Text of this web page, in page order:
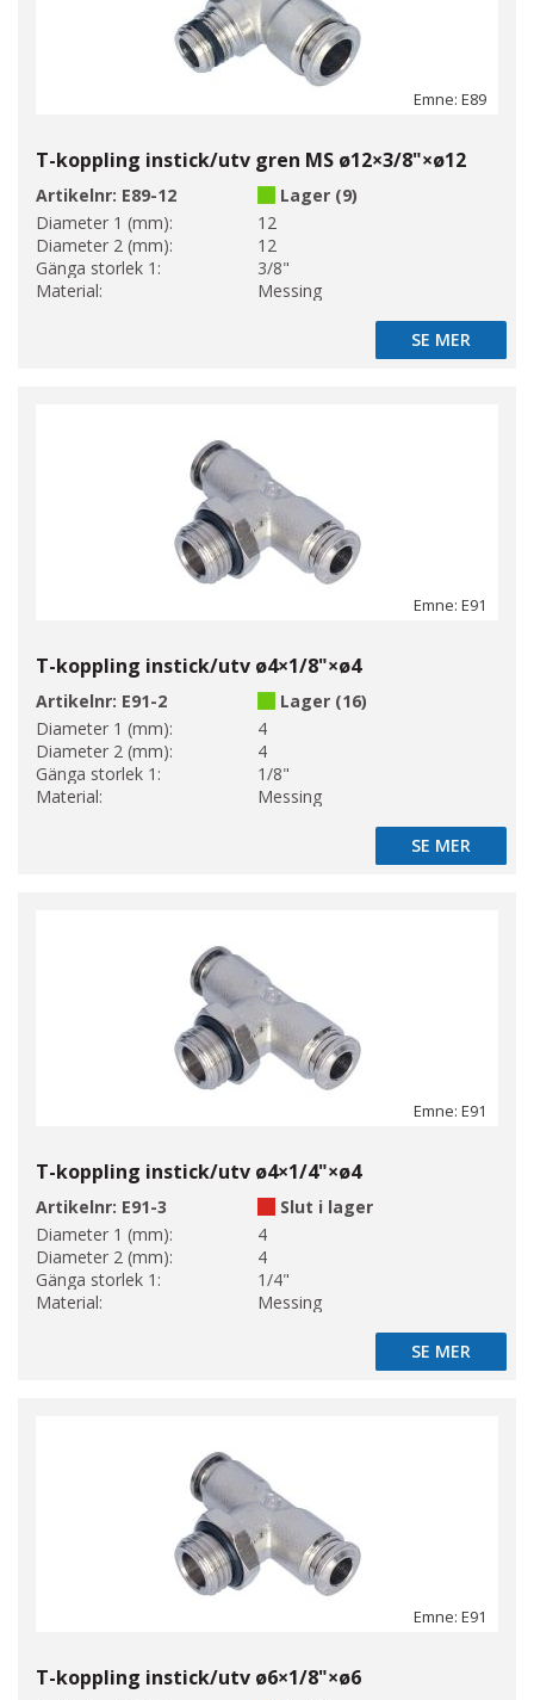
Emne: E89
T-koppling instick/utv gren MS ø12×3/8"×ø12
Artikelnr: E89-12
Lager (9)
Diameter 1 (mm):
12
Diameter 2 (mm):
12
Gänga storlek 1:
3/8"
Material:
Messing
SE MER
SE MER
Emne: E91
T-koppling instick/utv ø4×1/8"×ø4
Artikelnr: E91-2
Lager (16)
Diameter 1 (mm):
4
Diameter 2 (mm):
4
Gänga storlek 1:
1/8"
Material:
Messing
SE MER
SE MER
Emne: E91
T-koppling instick/utv ø4×1/4"×ø4
Artikelnr: E91-3
Slut i lager
Diameter 1 (mm):
4
Diameter 2 (mm):
4
Gänga storlek 1:
1/4"
Material:
Messing
SE MER
SE MER
Emne: E91
T-koppling instick/utv ø6×1/8"×ø6